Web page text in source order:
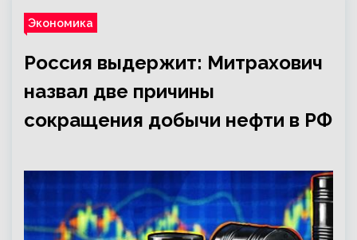
Экономика
Россия выдержит: Митрахович
назвал две причины
сокращения добычи нефти в РФ